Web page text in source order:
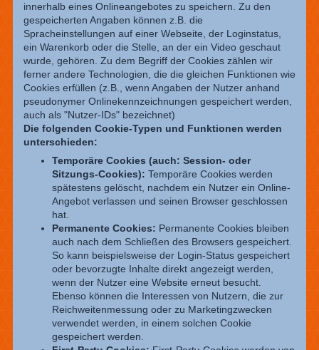
innerhalb eines Onlineangebotes zu speichern. Zu den
gespeicherten Angaben können z.B. die
Spracheinstellungen auf einer Webseite, der Loginstatus,
ein Warenkorb oder die Stelle, an der ein Video geschaut
wurde, gehören. Zu dem Begriff der Cookies zählen wir
ferner andere Technologien, die die gleichen Funktionen wie
Cookies erfüllen (z.B., wenn Angaben der Nutzer anhand
pseudonymer Onlinekennzeichnungen gespeichert werden,
auch als "Nutzer-IDs" bezeichnet)
Die folgenden Cookie-Typen und Funktionen werden
unterschieden:
Temporäre Cookies (auch: Session- oder
Sitzungs-Cookies): Temporäre Cookies werden
spätestens gelöscht, nachdem ein Nutzer ein Online-
Angebot verlassen und seinen Browser geschlossen
hat.
Permanente Cookies: Permanente Cookies bleiben
auch nach dem Schließen des Browsers gespeichert.
So kann beispielsweise der Login-Status gespeichert
oder bevorzugte Inhalte direkt angezeigt werden,
wenn der Nutzer eine Website erneut besucht.
Ebenso können die Interessen von Nutzern, die zur
Reichweitenmessung oder zu Marketingzwecken
verwendet werden, in einem solchen Cookie
gespeichert werden.